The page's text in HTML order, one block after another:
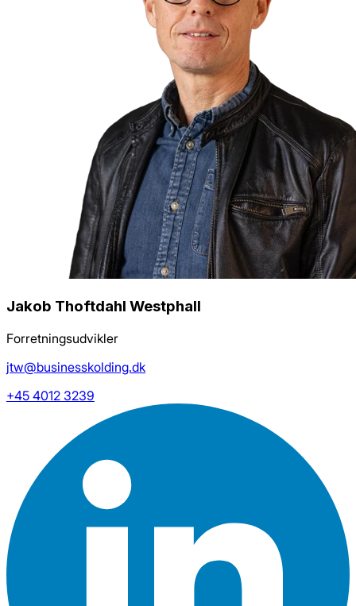
Jakob Thoftdahl Westphall
Forretningsudvikler
jtw@businesskolding.dk
+45 4012 3239